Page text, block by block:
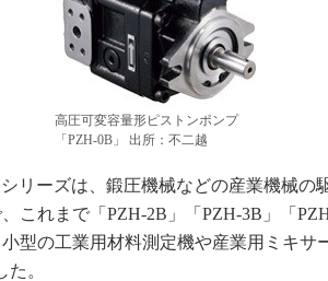
メイドインジャ
植物工場
グローバル設
制御セキュリ
新型コロナへ
高圧可変容量形ピストンポンプ
「PZH-0B」 出所：不二越
リーズは、鍛圧機械などの産業機械の
これまで「PZH-2B」「PZH-3B」「
型の工業用材料測定機や産業用ミキサ
。